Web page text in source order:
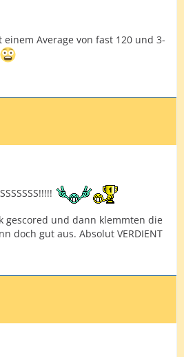
Average von fast 120 und 3-
gescored und dann klemmten die
doch gut aus. Absolut VERDIENT